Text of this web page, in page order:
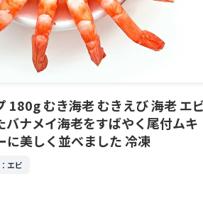
180g むき海老 むきえび 海老 エ
バナメイ海老をすばやく尾付ムキ
に美しく並べました 冷凍
エビ